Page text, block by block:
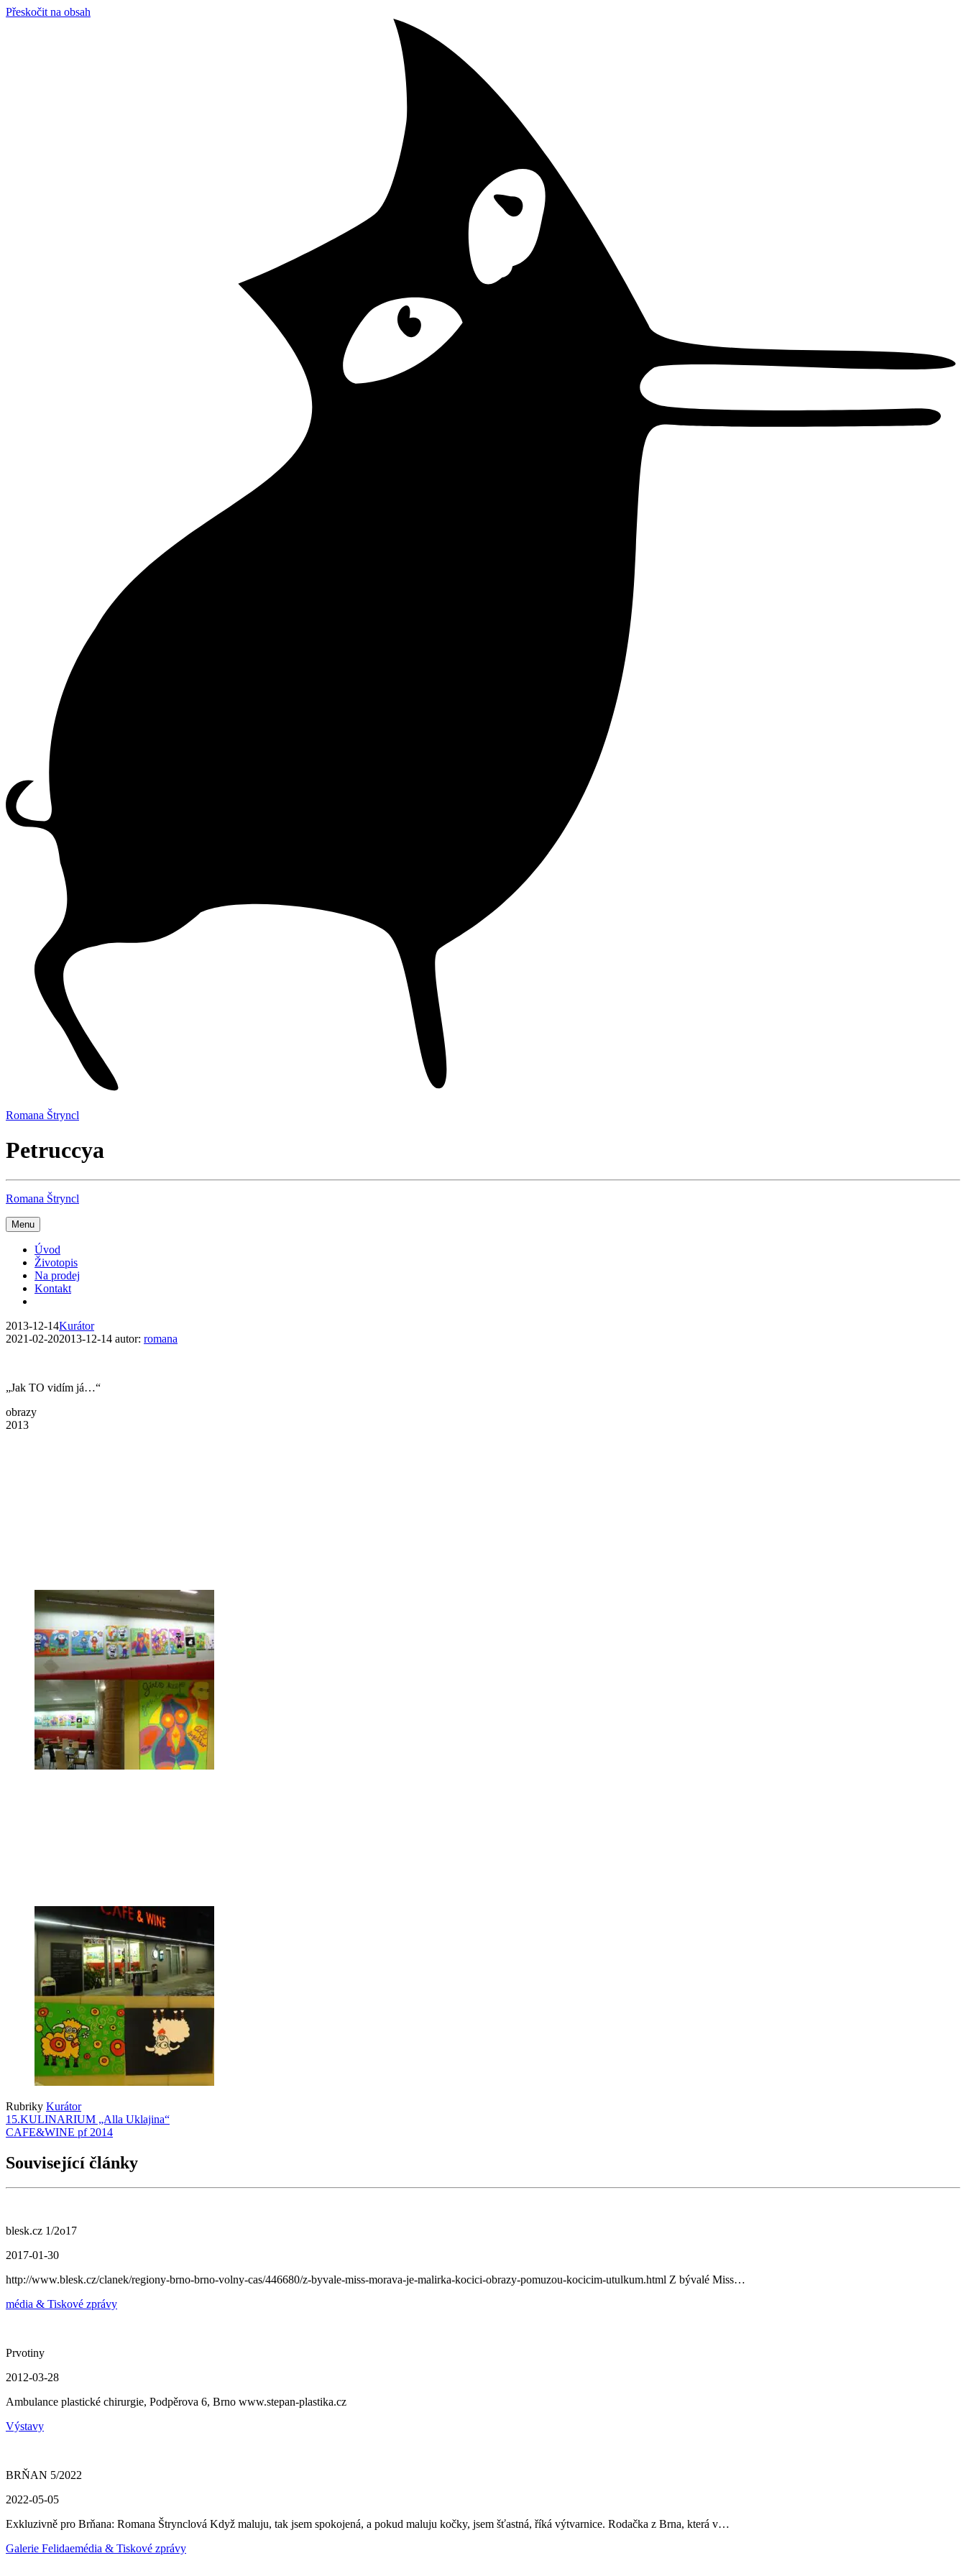
Přeskočit na obsah
Romana Štryncl
Petruccya
Romana Štryncl
Menu
Úvod
Životopis
Na prodej
Kontakt
2013-12-14Kurátor
2021-02-202013-12-14 autor: romana
„Jak TO vidím já…“
obrazy
2013
Rubriky Kurátor
15.KULINARIUM „Alla Uklajina“
CAFE&WINE pf 2014
Související články
blesk.cz 1/2o17
2017-01-30
http://www.blesk.cz/clanek/regiony-brno-brno-volny-cas/446680/z-byvale-miss-morava-je-malirka-kocici-obrazy-pomuzou-kocicim-utulkum.html Z bývalé Miss…
média & Tiskové zprávy
Prvotiny
2012-03-28
Ambulance plastické chirurgie, Podpěrova 6, Brno www.stepan-plastika.cz
Výstavy
BRŇAN 5/2022
2022-05-05
Exkluzivně pro Brňana: Romana Štrynclová Když maluju, tak jsem spokojená, a pokud maluju kočky, jsem šťastná, říká výtvarnice. Rodačka z Brna, která v…
Galerie Felidaemédia & Tiskové zprávy